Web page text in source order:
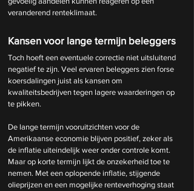
veranderend renteklimaat.
Kansen voor lange termijn beleggers
Toch hoeft een eventuele correctie niet uitsluitend
negatief te zijn. Veel ervaren beleggers zien forse
koersdalingen juist als kansen om
kwaliteitsbedrijven tegen lagere waarderingen op
te pikken.
De lange termijn vooruitzichten voor de
Amerikaanse economie blijven positief, zeker als
de inflatie uiteindelijk weer onder controle komt.
Maar op korte termijn lijkt de onzekerheid toe te
nemen. Met een oplopende inflatie, stijgende
olieprijzen en een mogelijke renteverhoging staat